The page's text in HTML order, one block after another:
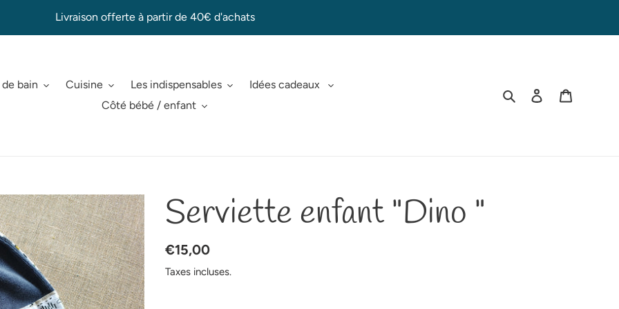
Livraison offerte à partir de 40€ d'achats
bain Cuisine Les indispensables
Idées cadeaux
Côté bébé / enfant
RechercherSe connecter
Serviette enfant "Dino "
Prix
normal
€15,00
Taxes incluses.